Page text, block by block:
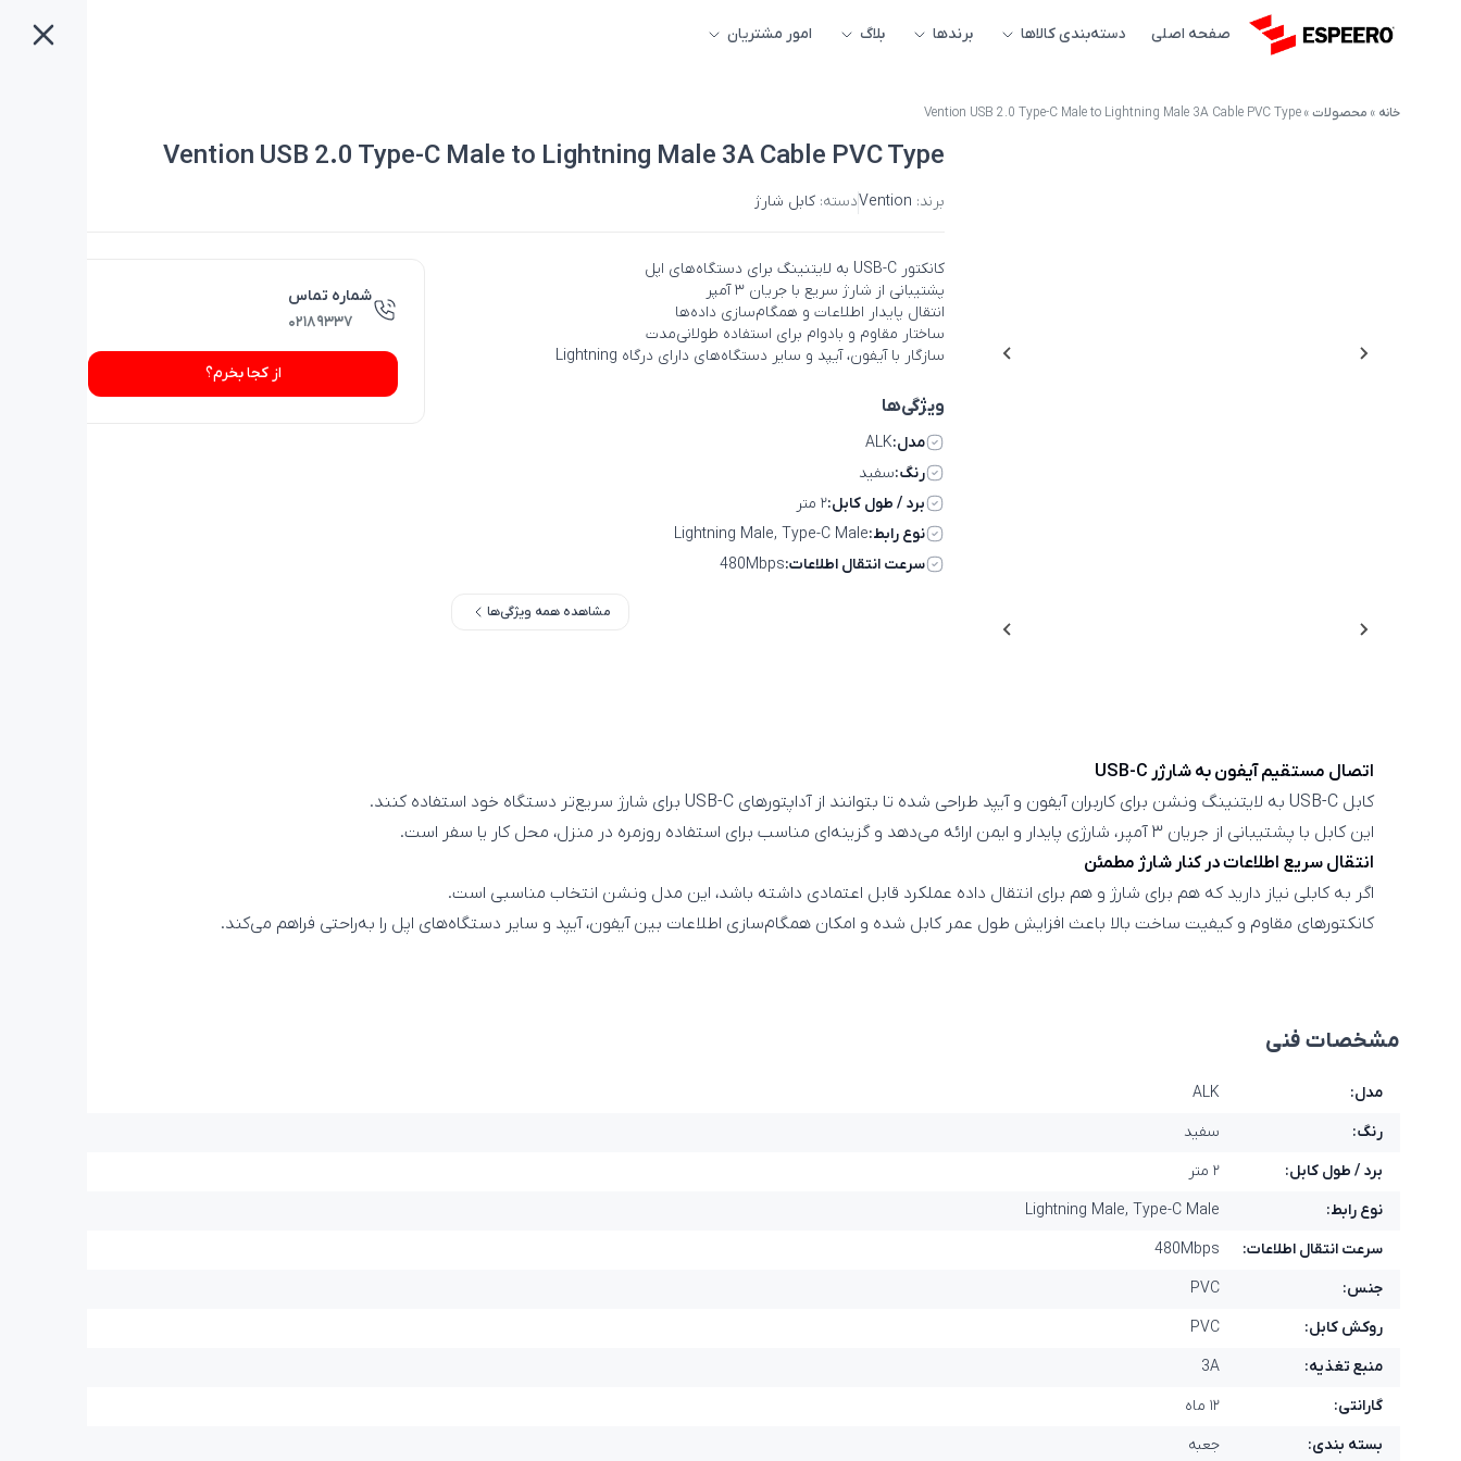
صفحه اصلی دسته‌بندی کالاها برندها بلاگ امور مشتریان
خانه » محصولات»
Vention USB 2.0 Type-C Male to Lightning Male 3A Cable PVC Type
Vention USB 2.0 Type-C Male to Lightning Male 3A Cable PVC Type
برند: Ventionدسته: کابل شارژ
کانکتور USB-C به لایتنینگ برای دستگاه‌های اپل
پشتیبانی از شارژ سریع با جریان ۳ آمپر
انتقال پایدار اطلاعات و همگام‌سازی داده‌ها
ساختار مقاوم و بادوام برای استفاده طولانی‌مدت
سازگار با آیفون، آیپد و سایر دستگاه‌های دارای درگاه Lightning
ویژگی‌ها
مدل:ALK
رنگ:سفید
برد / طول کابل:۲ متر
نوع رابط:Lightning Male, Type-C Male
سرعت انتقال اطلاعات:480Mbps
مشاهده همه ویژگی‌ها
شماره تماس
۰۲۱۸۹۳۳۷
از کجا بخرم؟
اتصال مستقیم آیفون به شارژر USB-C
کابل USB-C به لایتنینگ ونشن برای کاربران آیفون و آیپد طراحی شده تا بتوانند از آداپتورهای USB-C برای شارژ سریع‌تر دستگاه خود استفاده کنند.
این کابل با پشتیبانی از جریان ۳ آمپر، شارژی پایدار و ایمن ارائه می‌دهد و گزینه‌ای مناسب برای استفاده روزمره در منزل، محل کار یا سفر است.
انتقال سریع اطلاعات در کنار شارژ مطمئن
اگر به کابلی نیاز دارید که هم برای شارژ و هم برای انتقال داده عملکرد قابل اعتمادی داشته باشد، این مدل ونشن انتخاب مناسبی است.
کانکتورهای مقاوم و کیفیت ساخت بالا باعث افزایش طول عمر کابل شده و امکان همگام‌سازی اطلاعات بین آیفون، آیپد و سایر دستگاه‌های اپل را به‌راحتی فراهم می‌کند.
مشخصات فنی
مدل:
ALK
رنگ:
سفید
برد / طول کابل:
۲ متر
نوع رابط:
Lightning Male, Type-C Male
سرعت انتقال اطلاعات:
480Mbps
جنس:
PVC
روکش کابل:
PVC
منبع تغذیه:
3A
گارانتی:
۱۲ ماه
بسته بندی:
جعبه